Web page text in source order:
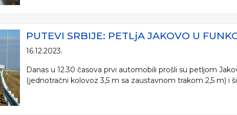
PUTEVI SRBIJE: PETLjA JAKOVO U
16.12.2023.
Danas u 12.30 časova prvi automobili prošli su petljom
(jednotračni kolovoz 3,5 m sa zaustavnom trakom 2,5 m) i